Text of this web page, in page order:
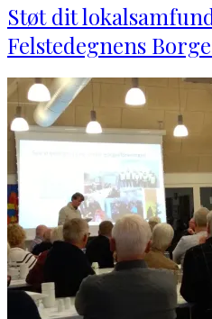
Støt dit
Felstedegnens